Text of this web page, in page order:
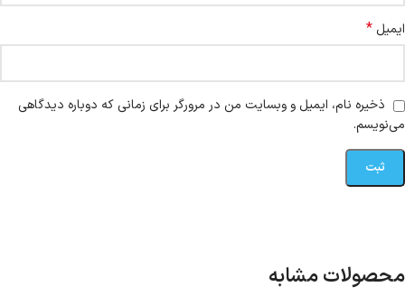
ایمیل *
ذخیره نام، ایمیل و وبسایت من در مرورگر برای زمانی که دوباره دیدگاهی
می‌نویسم.
محصولات مشابه